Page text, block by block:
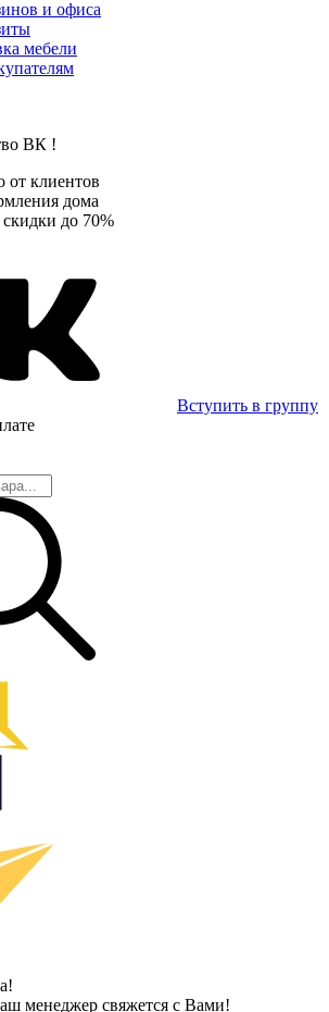
и офиса
мебели
ВК !
от клиентов
дома
до 70%
Вступить в группу
менеджер свяжется с Вами!